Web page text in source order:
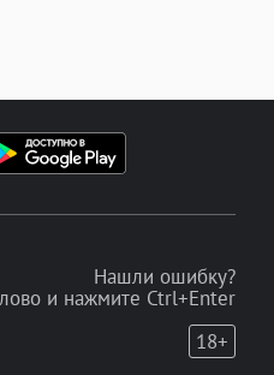
Нашли ошибку?
и нажмите Ctrl+Enter
18+